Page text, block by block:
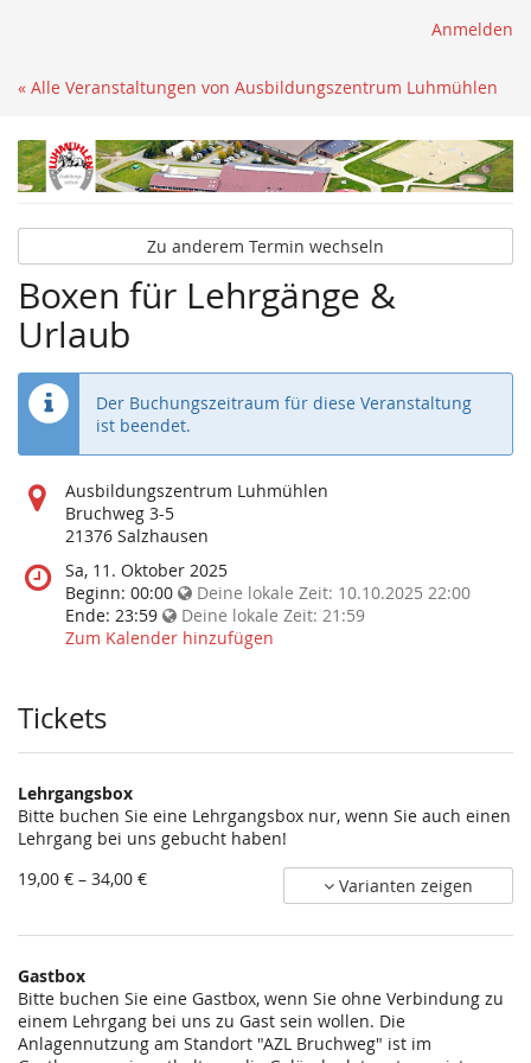
Anmelden
« Alle Veranstaltungen von Ausbildungszentrum Luhmühlen
Zu anderem Termin wechseln
Boxen für Lehrgänge &
Urlaub
Der Buchungszeitraum für diese Veranstaltung
ist beendet.
Wo
findet
diese
statt?
Ausbildungszentrum Luhmühlen
Bruchweg 3-5
21376 Salzhausen
Wann
findet
diese
Veranstaltung
Sa, 11. Oktober 2025
Beginn: 00:00 Deine lokale Zeit: 10.10.2025 22:00
Ende: 23:59 Deine lokale Zeit: 21:59
Zum Kalender hinzufügen
Tickets
Lehrgangsbox
Bitte buchen Sie eine Lehrgangsbox nur, wenn Sie auch einen
Lehrgang bei uns gebucht haben!
von
19,00 € – 34,00 € Varianten zeigen
Gastbox
Bitte buchen Sie eine Gastbox, wenn Sie ohne Verbindung zu
einem Lehrgang bei uns zu Gast sein wollen. Die
Anlagennutzung am Standort "AZL Bruchweg" ist im